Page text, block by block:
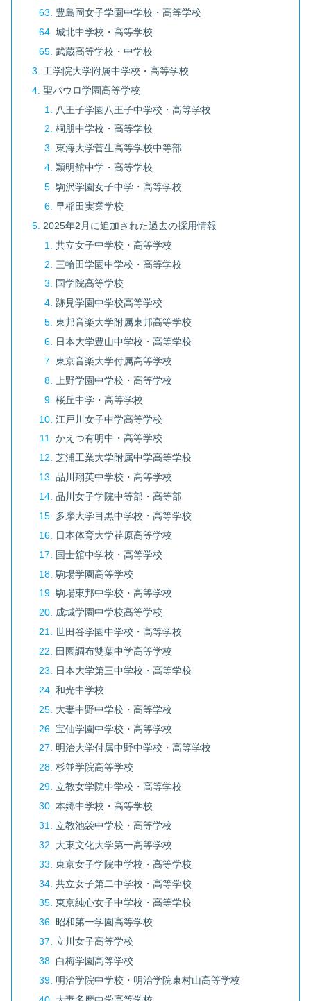
豊島岡女子学園中学校・高等学校
城北中学校・高等学校
武蔵高等学校・中学校
工学院大学附属中学校・高等学校
聖パウロ学園高等学校
八王子学園八王子中学校・高等学校
桐朋中学校・高等学校
東海大学菅生高等学校中等部
穎明館中学・高等学校
駒沢学園女子中学・高等学校
早稲田実業学校
2025年2月に追加された過去の採用情報
共立女子中学校・高等学校
三輪田学園中学校・高等学校
国学院高等学校
跡見学園中学校高等学校
東邦音楽大学附属東邦高等学校
日本大学豊山中学校・高等学校
東京音楽大学付属高等学校
上野学園中学校・高等学校
桜丘中学・高等学校
江戸川女子中学高等学校
かえつ有明中・高等学校
芝浦工業大学附属中学高等学校
品川翔英中学校・高等学校
品川女子学院中等部・高等部
多摩大学目黒中学校・高等学校
日本体育大学荏原高等学校
国士舘中学校・高等学校
駒場学園高等学校
駒場東邦中学校・高等学校
成城学園中学校高等学校
世田谷学園中学校・高等学校
田園調布雙葉中学高等学校
日本大学第三中学校・高等学校
和光中学校
大妻中野中学校・高等学校
宝仙学園中学校・高等学校
明治大学付属中野中学校・高等学校
杉並学院高等学校
立教女学院中学校・高等学校
本郷中学校・高等学校
立教池袋中学校・高等学校
大東文化大学第一高等学校
東京女子学院中学校・高等学校
共立女子第二中学校・高等学校
東京純心女子中学校・高等学校
昭和第一学園高等学校
立川女子高等学校
白梅学園高等学校
明治学院中学校・明治学院東村山高等学校